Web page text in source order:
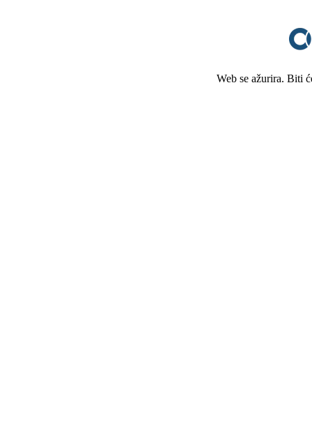
Web se ažurira. Biti